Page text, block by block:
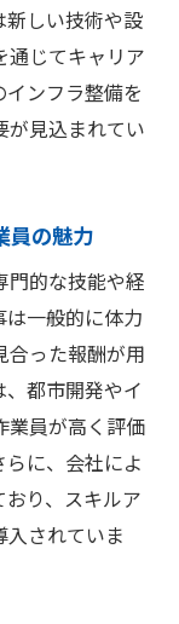
術の習得法
理のコツ
なるための
果的に見つ
な情報源
の探し方
用する方法
メリット
新しい技術や設
通じてキャリア
ンフラ整備を
が見込まれてい
員の魅力
門的な技能や経
一般的に体力
合った報酬が用
都市開発やイ
業員が高く評価
に、会社によ
り、スキルア
入されていま